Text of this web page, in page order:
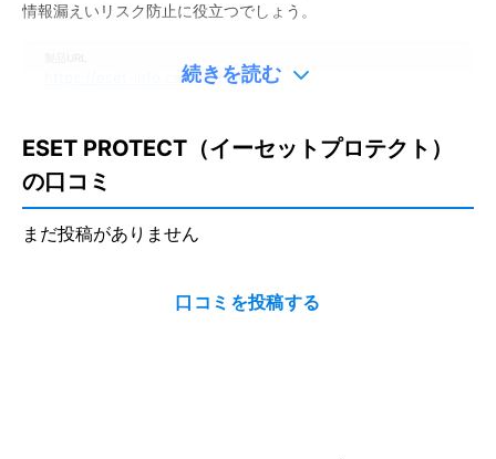
情報漏えいリスク防止に役立つでしょう。
https://eset-info.canon-its.jp/
※本ページは、公表されている情報を元にミツモアが作成したものです。
掲載に関するお問い合わせ
続きを読む
ESET PROTECT（イーセットプロテクト）
の口コミ
まだ投稿がありません
口コミを投稿する